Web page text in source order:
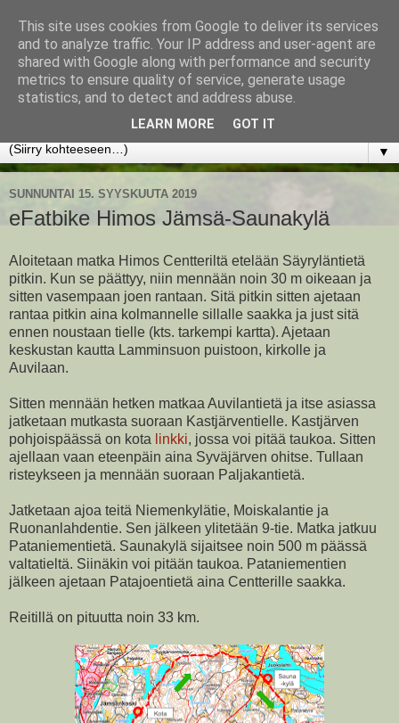
www.jyrkikokko.fi
Uusi Suunta - Jokainen hetki tarjoaa tilaisuuden muuttaa
▼
SUNNUNTAI 15. SYYSKUUTA 2019
eFatbike Himos Jämsä-Saunakylä
Aloitetaan matka Himos Centteriltä etelään Säyryläntietä
pitkin. Kun se päättyy, niin mennään noin 30 m oikeaan ja
sitten vasempaan joen rantaan. Sitä pitkin sitten ajetaan
rantaa pitkin aina kolmannelle sillalle saakka ja just sitä
ennen noustaan tielle (kts. tarkempi kartta). Ajetaan
keskustan kautta Lamminsuon puistoon, kirkolle ja
Auvilaan.
Sitten mennään hetken matkaa Auvilantietä ja itse asiassa
jatketaan mutkasta suoraan Kastjärventielle. Kastjärven
pohjoispäässä on kota linkki, jossa voi pitää taukoa. Sitten
ajellaan vaan eteenpäin aina Syväjärven ohitse. Tullaan
risteykseen ja mennään suoraan Paljakantietä.
Jatketaan ajoa teitä Niemenkylätie, Moiskalantie ja
Ruonanlahdentie. Sen jälkeen ylitetään 9-tie. Matka jatkuu
Pataniementietä. Saunakylä sijaitsee noin 500 m päässä
valtatieltä. Siinäkin voi pitään taukoa. Pataniementien
jälkeen ajetaan Patajoentietä aina Centterille saakka.
Reitillä on pituutta noin 33 km.
This site uses cookies from Google to deliver its services
and to analyze traffic. Your IP address and user-agent are
shared with Google along with performance and security
metrics to ensure quality of service, generate usage
statistics, and to detect and address abuse.
LEARN MORE GOT IT